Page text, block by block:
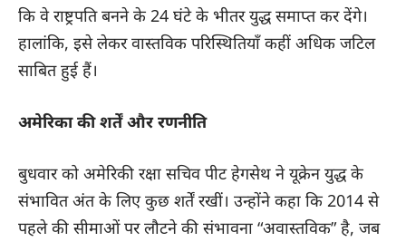
कि वे राष्ट्रपति बनने के 24 घंटे के भीतर युद्ध समाप्त कर देंगे।
हालांकि, इसे लेकर वास्तविक परिस्थितियाँ कहीं अधिक जटिल
साबित हुई हैं।
अमेरिका की शर्तें और रणनीति
बुधवार को अमेरिकी रक्षा सचिव पीट हेगसेथ ने यूक्रेन युद्ध के
संभावित अंत के लिए कुछ शर्तें रखीं। उन्होंने कहा कि 2014 से
पहले की सीमाओं पर लौटने की संभावना “अवास्तविक” है, जब